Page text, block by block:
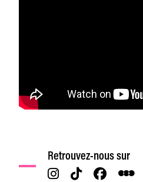
Retrouvez-nous sur